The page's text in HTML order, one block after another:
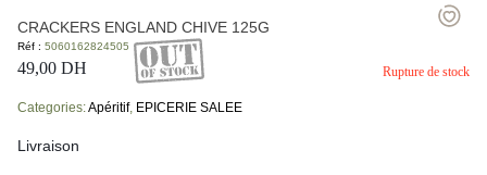
CRACKERS ENGLAND CHIVE 125G
Réf : 5060162824505
49,00 DH Rupture de stock
Categories:Apéritif, EPICERIE SALEE
Livraison